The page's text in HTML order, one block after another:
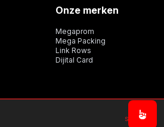
Onze merken
Megaprom
Mega Packing
Link Rows
Dijital Card
Sitemap